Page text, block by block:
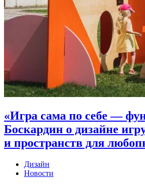
«Игра сама по себе —
Боскардин о дизайне
и пространств для
Дизайн
Новости